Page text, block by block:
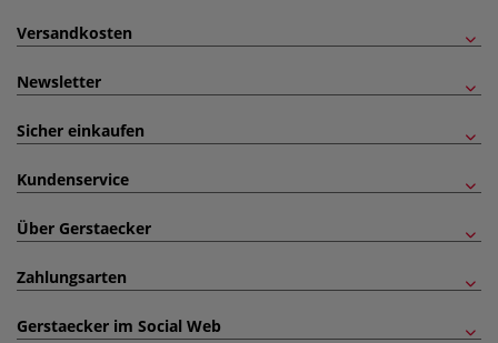
Versandkosten
Newsletter
Sicher einkaufen
Kundenservice
Über Gerstaecker
Zahlungsarten
Gerstaecker im Social Web